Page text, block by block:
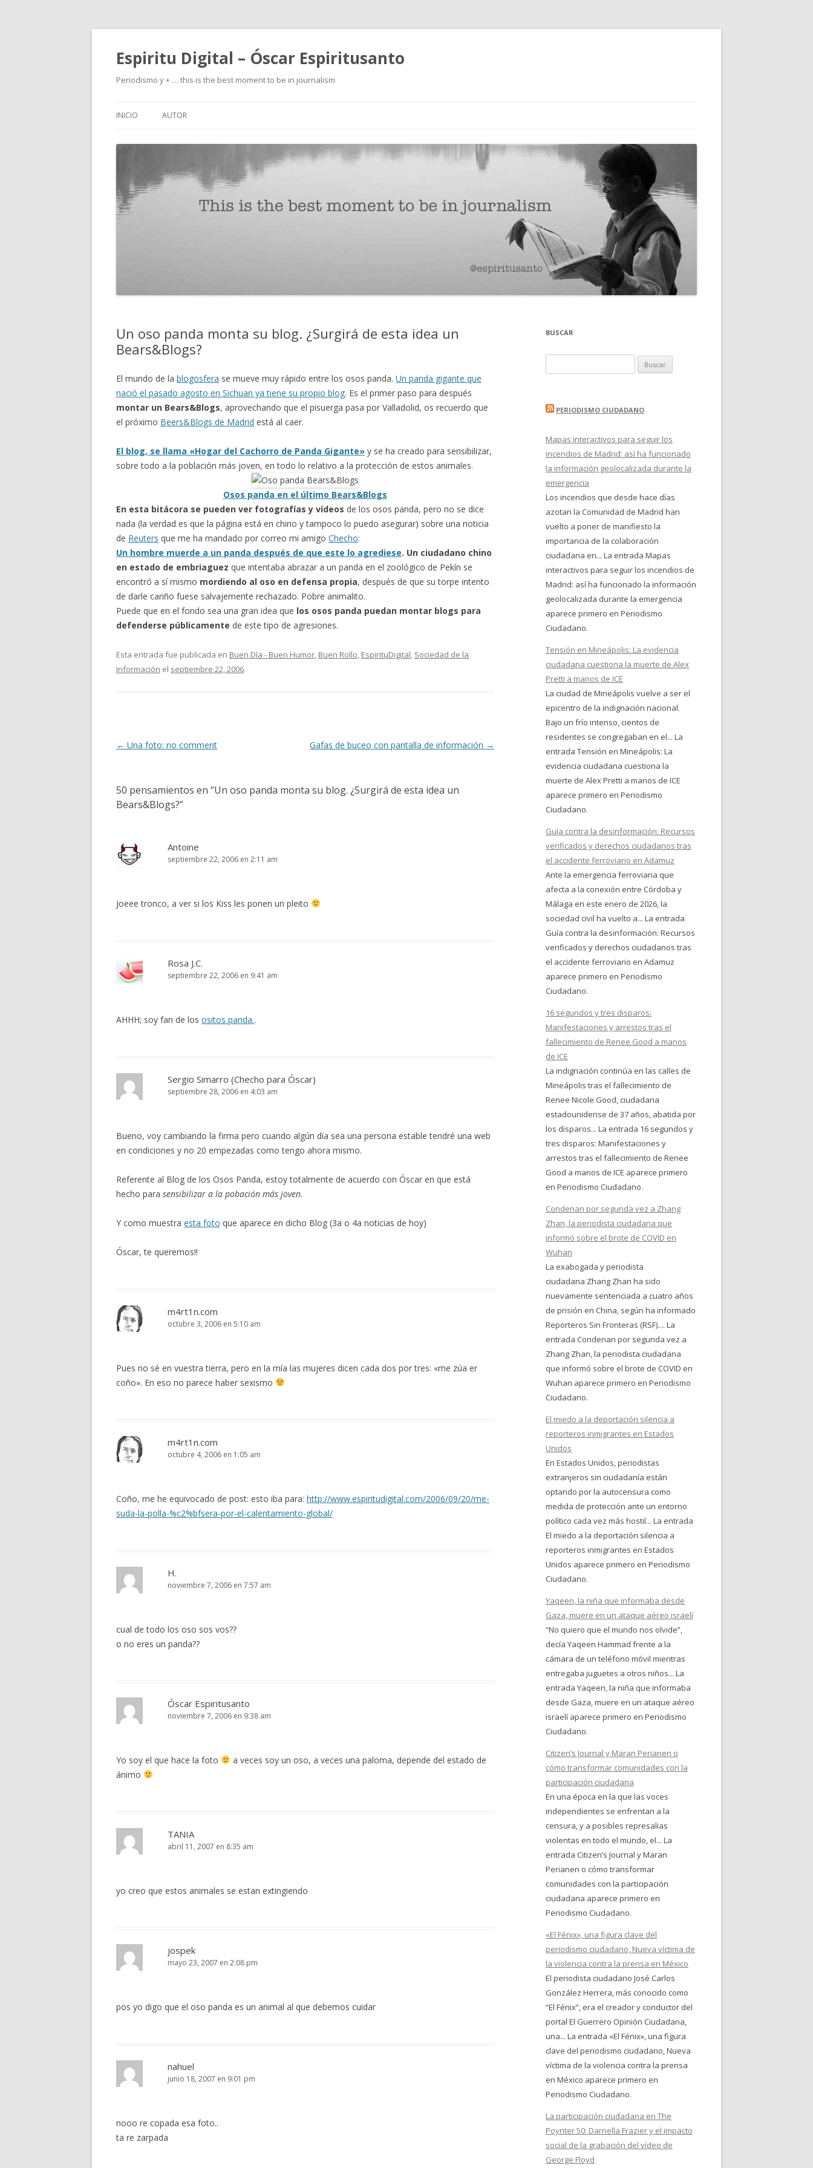
Espiritu Digital – Óscar Espiritusanto
Periodismo y + … this is the best moment to be in journalism
INICIO AUTOR
Un oso panda monta su blog. ¿Surgirá de esta idea un
Bears&Blogs?
El mundo de la blogosfera se mueve muy rápido entre los osos panda. Un panda gigante que
nació el pasado agosto en Sichuan ya tiene su propio blog. Es el primer paso para después
montar un Bears&Blogs, aprovechando que el pisuerga pasa por Valladolid, os recuerdo que
el próximo Beers&Blogs de Madrid está al caer.
El blog, se llama «Hogar del Cachorro de Panda Gigante» y se ha creado para sensibilizar,
sobre todo a la población más joven, en todo lo relativo a la protección de estos animales.
Osos panda en el último Bears&Blogs
En esta bitácora se pueden ver fotografías y vídeos de los osos panda, pero no se dice
nada (la verdad es que la página está en chino y tampoco lo puedo asegurar) sobre una noticia
de Reuters que me ha mandado por correo mi amigo Checho:
Un hombre muerde a un panda después de que este lo agrediese. Un ciudadano chino
en estado de embriaguez que intentaba abrazar a un panda en el zoológico de Pekín se
encontró a sí mismo mordiendo al oso en defensa propia, después de que su torpe intento
de darle cariño fuese salvajemente rechazado. Pobre animalito.
Puede que en el fondo sea una gran idea que los osos panda puedan montar blogs para
defenderse públicamente de este tipo de agresiones.
Esta entrada fue publicada en Buen Día - Buen Humor, Buen Rollo, EspirituDigital, Sociedad de la
Información el septiembre 22, 2006.
Navegación
← Una foto: no comment Gafas de buceo con pantalla de información →
50 pensamientos en “Un oso panda monta su blog. ¿Surgirá de esta idea un
Bears&Blogs?”
Antoine
septiembre 22, 2006 en 2:11 am
Joeee tronco, a ver si los Kiss les ponen un pleito
Rosa J.C.
septiembre 22, 2006 en 9:41 am
AHHH; soy fan de los ositos panda .
Sergio Simarro (Checho para Óscar)
septiembre 28, 2006 en 4:03 am
Bueno, voy cambiando la firma pero cuando algún día sea una persona estable tendré una web
en condiciones y no 20 empezadas como tengo ahora mismo.
Referente al Blog de los Osos Panda, estoy totalmente de acuerdo con Óscar en que está
hecho para sensibilizar a la pobación más joven.
Y como muestra esta foto que aparece en dicho Blog (3a o 4a noticias de hoy)
Óscar, te queremos!!
m4rt1n.com
octubre 3, 2006 en 5:10 am
Pues no sé en vuestra tierra, pero en la mía las mujeres dicen cada dos por tres: «me zúa er
coño». En eso no parece haber sexismo
m4rt1n.com
octubre 4, 2006 en 1:05 am
Coño, me he equivocado de post: esto iba para: http://www.espiritudigital.com/2006/09/20/me-
suda-la-polla-%c2%bfsera-por-el-calentamiento-global/
H.
noviembre 7, 2006 en 7:57 am
cual de todo los oso sos vos??
o no eres un panda??
Óscar Espiritusanto
noviembre 7, 2006 en 9:38 am
Yo soy el que hace la foto
a veces soy un oso, a veces una paloma, depende del estado de
ánimo
TANIA
abril 11, 2007 en 8:35 am
yo creo que estos animales se estan extingiendo
jospek
mayo 23, 2007 en 2:08 pm
pos yo digo que el oso panda es un animal al que debemos cuidar
nahuel
junio 18, 2007 en 9:01 pm
nooo re copada esa foto..
ta re zarpada
BUSCAR
PERIODISMO CIUDADANO
Mapas interactivos para seguir los
incendios de Madrid: así ha funcionado
la información geolocalizada durante la
emergencia
Los incendios que desde hace días
azotan la Comunidad de Madrid han
vuelto a poner de manifiesto la
importancia de la colaboración
ciudadana en... La entrada Mapas
interactivos para seguir los incendios de
Madrid: así ha funcionado la información
geolocalizada durante la emergencia
aparece primero en Periodismo
Ciudadano.
Tensión en Mineápolis: La evidencia
ciudadana cuestiona la muerte de Alex
Pretti a manos de ICE
La ciudad de Mineápolis vuelve a ser el
epicentro de la indignación nacional.
Bajo un frío intenso, cientos de
residentes se congregaban en el... La
entrada Tensión en Mineápolis: La
evidencia ciudadana cuestiona la
muerte de Alex Pretti a manos de ICE
aparece primero en Periodismo
Ciudadano.
Guía contra la desinformación: Recursos
verificados y derechos ciudadanos tras
el accidente ferroviario en Adamuz
Ante la emergencia ferroviaria que
afecta a la conexión entre Córdoba y
Málaga en este enero de 2026, la
sociedad civil ha vuelto a... La entrada
Guía contra la desinformación: Recursos
verificados y derechos ciudadanos tras
el accidente ferroviario en Adamuz
aparece primero en Periodismo
Ciudadano.
16 segundos y tres disparos:
Manifestaciones y arrestos tras el
fallecimiento de Renee Good a manos
de ICE
La indignación continúa en las calles de
Mineápolis tras el fallecimiento de
Renee Nicole Good, ciudadana
estadounidense de 37 años, abatida por
los disparos... La entrada 16 segundos y
tres disparos: Manifestaciones y
arrestos tras el fallecimiento de Renee
Good a manos de ICE aparece primero
en Periodismo Ciudadano.
Condenan por segunda vez a Zhang
Zhan, la periodista ciudadana que
informó sobre el brote de COVID en
Wuhan
La exabogada y periodista
ciudadana Zhang Zhan ha sido
nuevamente sentenciada a cuatro años
de prisión en China, según ha informado
Reporteros Sin Fronteras (RSF).... La
entrada Condenan por segunda vez a
Zhang Zhan, la periodista ciudadana
que informó sobre el brote de COVID en
Wuhan aparece primero en Periodismo
Ciudadano.
El miedo a la deportación silencia a
reporteros inmigrantes en Estados
Unidos
En Estados Unidos, periodistas
extranjeros sin ciudadanía están
optando por la autocensura como
medida de protección ante un entorno
político cada vez más hostil... La entrada
El miedo a la deportación silencia a
reporteros inmigrantes en Estados
Unidos aparece primero en Periodismo
Ciudadano.
Yaqeen, la niña que informaba desde
Gaza, muere en un ataque aéreo israelí
“No quiero que el mundo nos olvide”,
decía Yaqeen Hammad frente a la
cámara de un teléfono móvil mientras
entregaba juguetes a otros niños... La
entrada Yaqeen, la niña que informaba
desde Gaza, muere en un ataque aéreo
israelí aparece primero en Periodismo
Ciudadano.
Citizen’s Journal y Maran Perianen o
cómo transformar comunidades con la
participación ciudadana
En una época en la que las voces
independientes se enfrentan a la
censura, y a posibles represalias
violentas en todo el mundo, el... La
entrada Citizen’s Journal y Maran
Perianen o cómo transformar
comunidades con la participación
ciudadana aparece primero en
Periodismo Ciudadano.
«El Fénix», una figura clave del
periodismo ciudadano, Nueva víctima de
la violencia contra la prensa en México
El periodista ciudadano José Carlos
González Herrera, más conocido como
“El Fénix”, era el creador y conductor del
portal El Guerrero Opinión Ciudadana,
una... La entrada «El Fénix», una figura
clave del periodismo ciudadano, Nueva
víctima de la violencia contra la prensa
en México aparece primero en
Periodismo Ciudadano.
La participación ciudadana en The
Poynter 50: Darnella Frazier y el impacto
social de la grabación del vídeo de
George Floyd